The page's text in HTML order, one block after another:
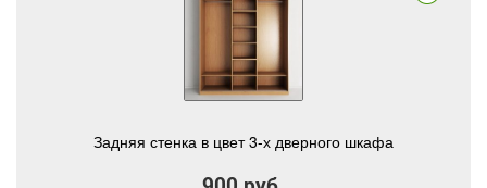
Задняя стенка в цвет 3-х дверного шкафа